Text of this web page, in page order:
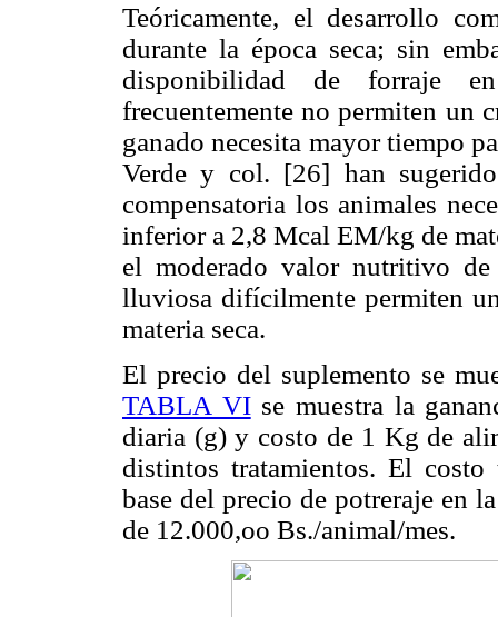
Teóricamente, el desarrollo
durante la época seca; sin
disponibilidad de forraje
frecuentemente no permiten un
ganado necesita mayor tiempo
Verde y col. [26] han
compensatoria los animales
inferior a 2,8 Mcal EM/kg de
el moderado valor nutritivo
lluviosa difícilmente permiten
materia seca.
El precio del suplemento se
TABLA VIse muestra la
diaria (g) y costo de 1 Kg de
distintos tratamientos. El
base del precio de potreraje en
de 12.000,oo Bs./animal/mes.